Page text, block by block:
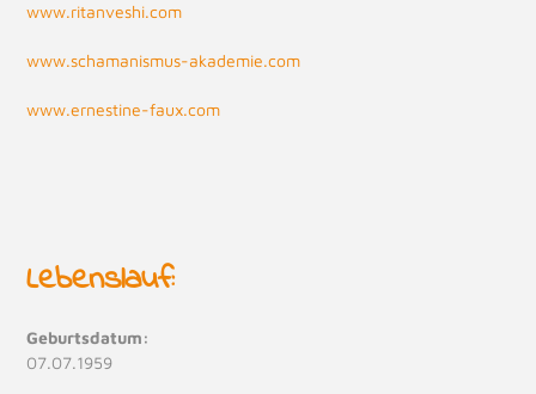
www.ritanveshi.com
www.schamanismus-akademie.com
www.ernestine-faux.com
Lebenslauf:
Geburtsdatum:
07.07.1959